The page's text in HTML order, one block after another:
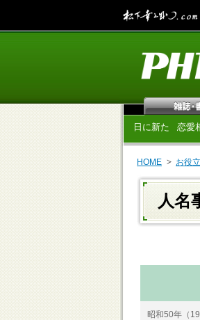
日に新た 恋愛
HOME お役
人名
昭和50年（